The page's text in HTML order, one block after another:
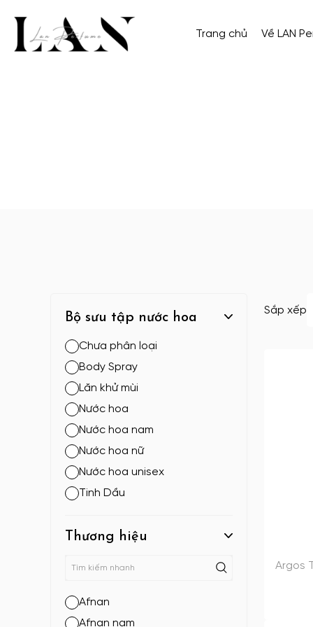
Trang chủ Về LAN
Bộ sưu tập nước hoa
Chưa phân loại
Body Spray
Lăn khử mùi
Nước hoa
Nước hoa nam
Nước hoa nữ
Nước hoa unisex
Tinh Dầu
Thương hiệu
Afnan
Afnan nam
Sắp xếp
Argos